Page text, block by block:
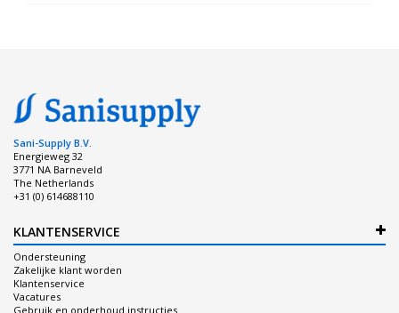
Sani-Supply B.V.
Energieweg 32
3771 NA Barneveld
The Netherlands
+31 (0) 614688110
KLANTENSERVICE
Ondersteuning
Zakelijke klant worden
Klantenservice
Vacatures
Gebruik en onderhoud instructies